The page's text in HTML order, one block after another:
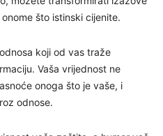
što istinski cijenite.
koji od vas traže
Vaša vrijednost ne
onoga što je vaše, i
odnose.